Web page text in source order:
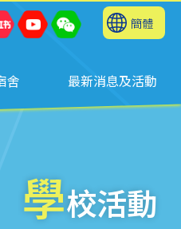
簡體
舍 最新消息及活動
學校活動